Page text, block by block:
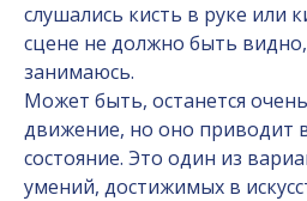
слушались кисть в руке или
сцене не должно быть
занимаюсь.
Может быть, останется
движение, но оно приводит
состояние. Это один из
умений, достижимых в